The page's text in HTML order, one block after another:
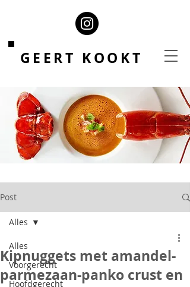
GEERT KOOKT
Post
Alles
Voorgerecht
Hoofdgerecht
Alles
Kipnuggets met amandel-
parmezaan-panko crust en